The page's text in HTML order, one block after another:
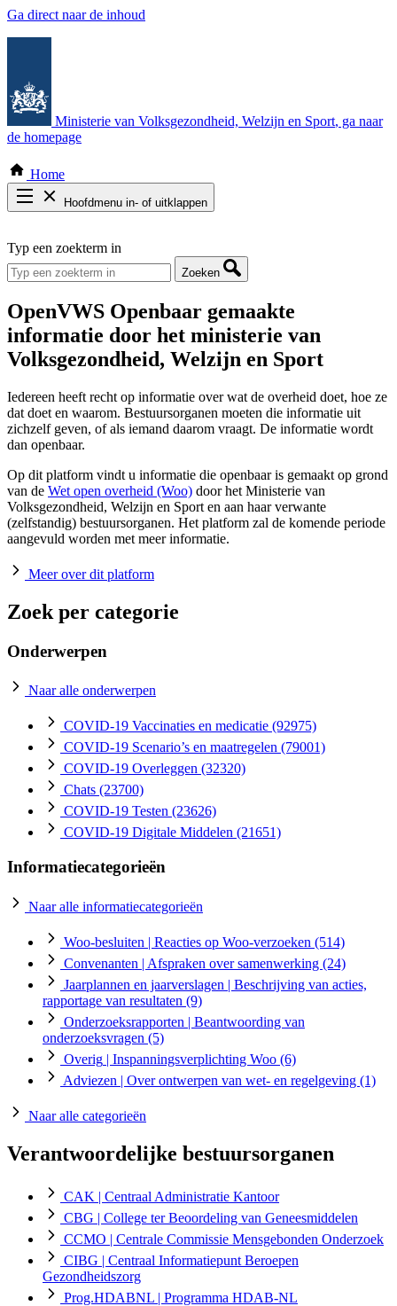
Ga direct naar de inhoud
Ministerie van Volksgezondheid, Welzijn en Sport, ga naar
de homepage
Home
Hoofdmenu in- of uitklappen
Thema COVID-19
Bekijk per bestuursorgaan
Typ een zoekterm in
Zoeken
OpenVWS Openbaar gemaakte
informatie door het ministerie van
Volksgezondheid, Welzijn en Sport
Iedereen heeft recht op informatie over wat de overheid doet, hoe ze
dat doet en waarom. Bestuursorganen moeten die informatie uit
zichzelf geven, of als iemand daarom vraagt. De informatie wordt
dan openbaar.
Op dit platform vindt u informatie die openbaar is gemaakt op grond
van de Wet open overheid (Woo) door het Ministerie van
Volksgezondheid, Welzijn en Sport en aan haar verwante
(zelfstandig) bestuursorganen. Het platform zal de komende periode
aangevuld worden met meer informatie.
Meer over dit platform
Zoek per categorie
Onderwerpen
Naar alle onderwerpen
COVID-19 Vaccinaties en medicatie (92975)
COVID-19 Scenario’s en maatregelen (79001)
COVID-19 Overleggen (32320)
Chats (23700)
COVID-19 Testen (23626)
COVID-19 Digitale Middelen (21651)
Informatiecategorieën
Naar alle informatiecategorieën
Woo-besluiten | Reacties op Woo-verzoeken (514)
Convenanten | Afspraken over samenwerking (24)
Jaarplannen en jaarverslagen | Beschrijving van acties,
rapportage van resultaten (9)
Onderzoeksrapporten | Beantwoording van
onderzoeksvragen (5)
Overig | Inspanningsverplichting Woo (6)
Adviezen | Over ontwerpen van wet- en regelgeving (1)
Naar alle categorieën
Verantwoordelijke bestuursorganen
CAK | Centraal Administratie Kantoor
CBG | College ter Beoordeling van Geneesmiddelen
CCMO | Centrale Commissie Mensgebonden Onderzoek
CIBG | Centraal Informatiepunt Beroepen
Gezondheidszorg
Prog.HDABNL | Programma HDAB-NL